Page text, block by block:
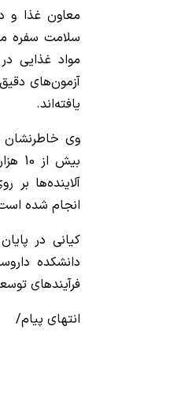
معاون غذا و
مواد غذایی
آزمون‌های
یافته‌اند.
وی خاطرنشان
آلاینده‌ها بر
انجام شده
کیانی در
دانشکده
فرآیندهای
انتهای پیام/